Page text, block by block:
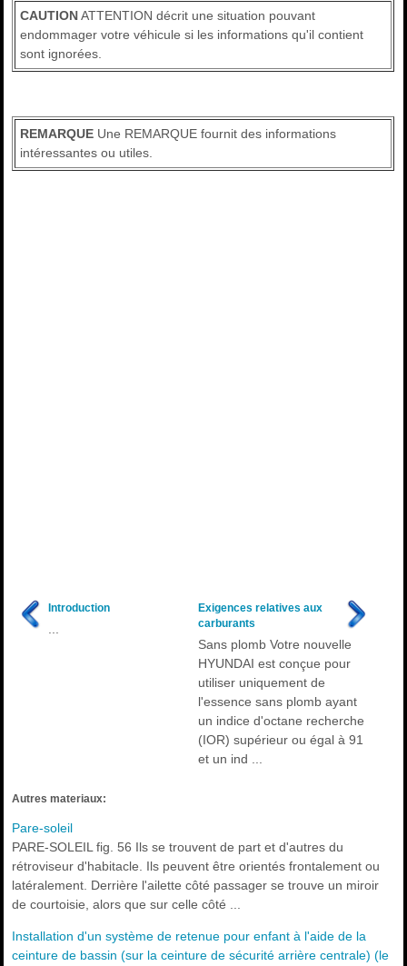
CAUTIONATTENTION décrit une situation pouvant
endommager votre véhicule si les informations qu'il contient
sont ignorées.
REMARQUE Une REMARQUE fournit des informations
intéressantes ou utiles.
Introduction
Exigences relatives aux
carburants
Sans plomb Votre nouvelle
HYUNDAI est conçue pour
utiliser uniquement de
l'essence sans plomb ayant
un indice d'octane recherche
(IOR) supérieur ou égal à 91
et un ind ...
Autres materiaux:
Pare-soleil
PARE-SOLEIL fig. 56 Ils se trouvent de part et d'autres du
rétroviseur d'habitacle. Ils peuvent être orientés frontalement ou
latéralement. Derrière l'ailette côté passager se trouve un miroir
de courtoisie, alors que sur celle côté ...
Installation d'un système de retenue pour enfant à l'aide de la
ceinture de bassin (sur la ceinture de sécurité arrière centrale) (le